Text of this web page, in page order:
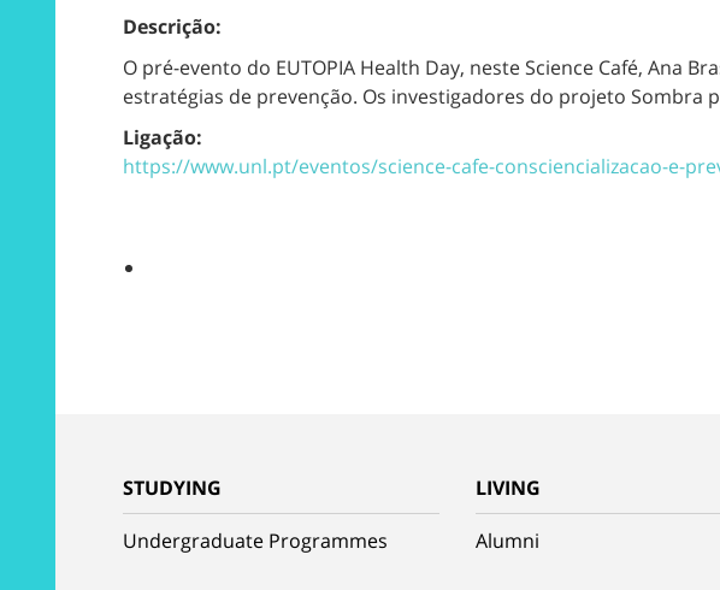
Descrição:
O pré-evento do EUTOPIA Health Day, neste Science Café, Ana
estratégias de prevenção. Os investigadores do projeto Sombra
Ligação:
https://www.unl.pt/eventos/science-cafe-consciencializacao-e-
STUDYING
Undergraduate Programmes
LIVING
Alumni